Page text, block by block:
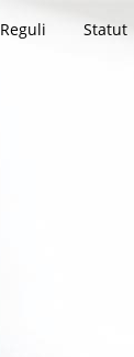
Reguli Statut